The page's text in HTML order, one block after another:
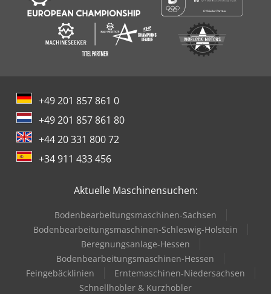
+49 201 857 861 0
+49 201 857 861 80
+44 20 331 800 72
+34 911 433 456
Aktuelle Maschinensuchen:
Bodenbearbeitungsmaschinen-Sachsen
Bodenbearbeitungsmaschinen-Schleswig-Holstein
Beregnungsanlage-Hessen
Bodenbearbeitungsmaschinen-Hessen
Feingebäcklinien
Erntemaschinen-Niedersachsen
Schnellhobler & Kurzhobler